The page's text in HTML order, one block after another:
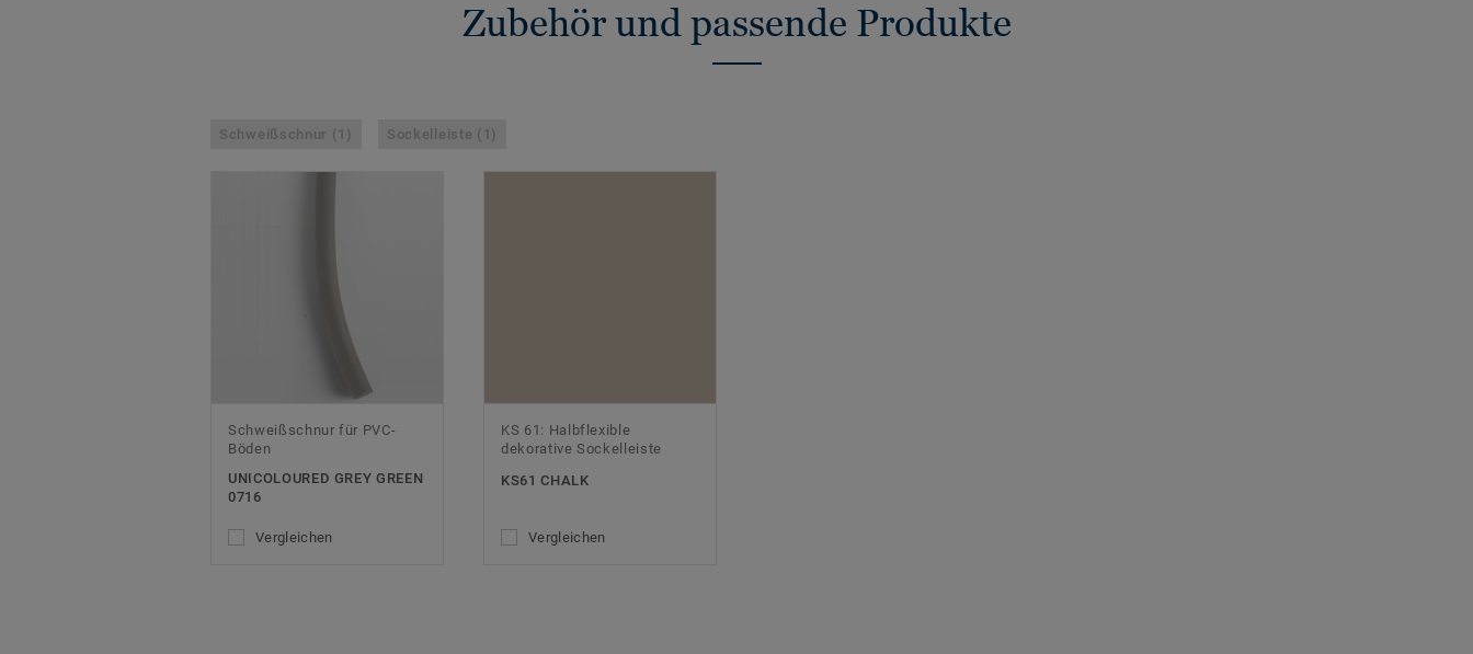
Zubehör und passende Produkte
Schweißschnur (1) Sockelleiste (1)
Schweißschnur für PVC-
Böden
UNICOLOURED GREY GREEN
0716
Vergleichen
KS 61: Halbflexible
dekorative Sockelleiste
KS61 CHALK
Vergleichen